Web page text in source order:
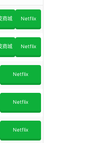
商城 Netflix
商城 Netflix
Netflix
Netflix
Netflix